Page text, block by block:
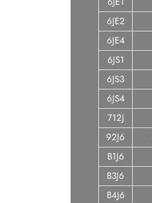
6JE2
6JE4
6JS1
6JS3
6JS4
712J
92J6
B1J6
B3J6
B4J6